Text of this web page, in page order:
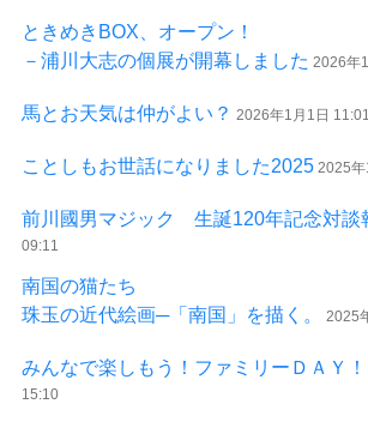
ときめきBOX、オープン！
－浦川大志の個展が開幕しました 2026年
馬とお天気は仲がよい？ 2026年1月1日 11:01
ことしもお世話になりました2025 2025
前川國男マジック 生誕120年記念対談
09:11
南国の猫たち
珠玉の近代絵画─「南国」を描く。
2025
みんなで楽しもう！ファミリーＤＡＹ！
15:10